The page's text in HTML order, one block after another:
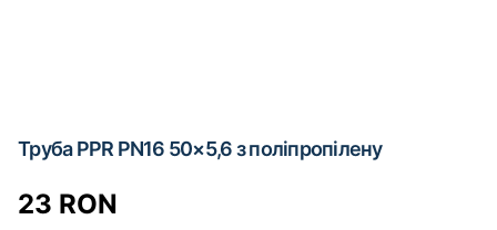
Труба PPR PN16 50×5,6 з поліпропілену
23 RON